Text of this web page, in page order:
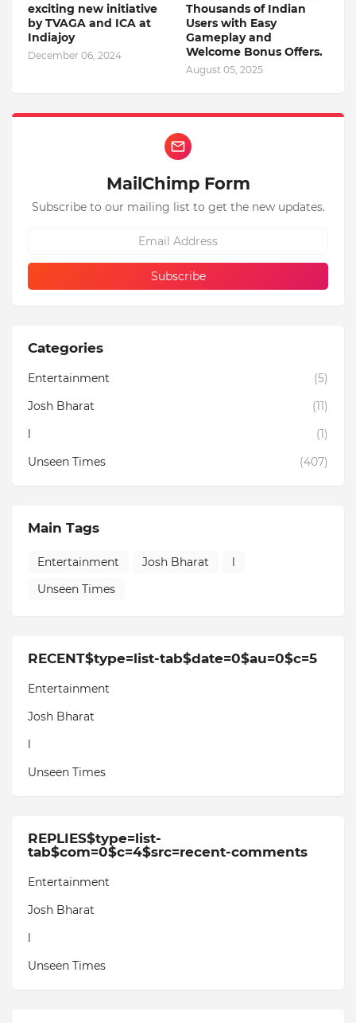
exciting new initiative
by TVAGA and ICA at
Indiajoy
December 06, 2024
Thousands of Indian
Users with Easy
Gameplay and
Welcome Bonus Offers.
August 05, 2025
MailChimp Form
Subscribe to our mailing list to get the new updates.
Categories
Entertainment
(5)
Josh Bharat
(11)
(1)
Unseen Times
(407)
Main Tags
Entertainment Josh Bharat
l
Unseen Times
RECENT$type=list-tab$date=0$au=0$c=5
Entertainment
Josh Bharat
Unseen Times
REPLIES$type=list-
tab$com=0$c=4$src=recent-comments
Entertainment
Josh Bharat
Unseen Times